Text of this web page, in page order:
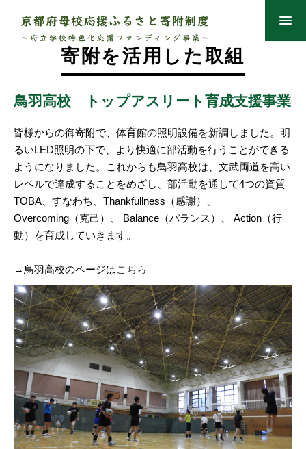
寄附を活用した取組
鳥羽高校 トップアスリート育成支援事業
皆様からの御寄附で、体育館の照明設備を新調しました。明
るいLED照明の下で、より快適に部活動を行うことができる
ようになりました。これからも鳥羽高校は、文武両道を高い
レベルで達成することをめざし、部活動を通して4つの資質
TOBA、すなわち、Thankfullness（感謝）、
Overcoming（克己）、 Balance（バランス）、 Action（行
動）を育成していきます。
→鳥羽高校のページはこちら